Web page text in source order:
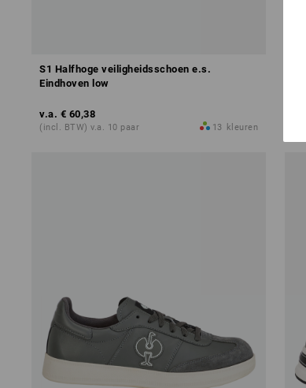
S1 Halfhoge veiligheidsschoen e.s.
Eindhoven low
v.a. € 60,38
(incl. BTW) v.a. 10 paar 13 kleuren